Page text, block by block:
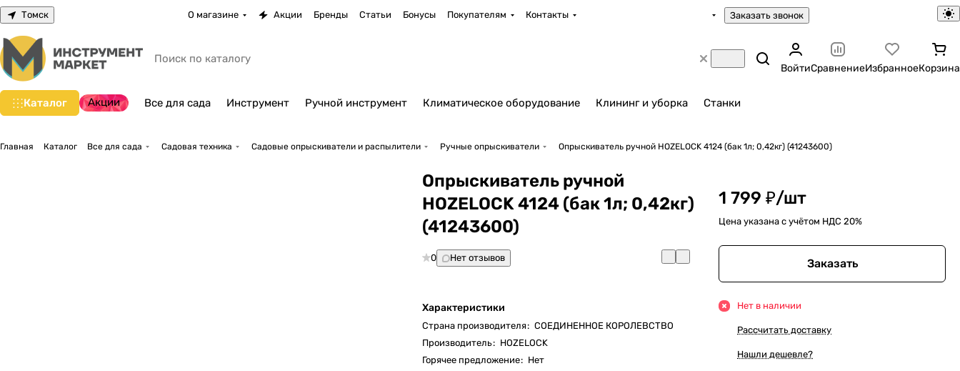
Томск О магазине Акции Бренды Статьи Бонусы Покупателям Контакты Заказать звонок
ВойтиСравнениеИзбранноеКорзина
Каталог Акции Все для сада Инструмент Ручной инструмент Климатическое оборудование Клининг и уборка Станки
Главная Каталог Все для сада Садовая техника Садовые опрыскиватели и распылители Ручные опрыскиватели Опрыскиватель ручной HOZELOCK 4124 (бак 1л; 0,42кг) (41243600)
Опрыскиватель ручной
HOZELOCK 4124 (бак 1л; 0,42кг)
(41243600)
0 Нет отзывов
Характеристики
Страна производителя: СОЕДИНЕННОЕ КОРОЛЕВСТВО
Производитель: HOZELOCK
Горячее предложение: Нет
1 799 ₽/шт
Цена указана с учётом НДС 20%
Заказать
Нет в наличии
Рассчитать доставку
Нашли дешевле?